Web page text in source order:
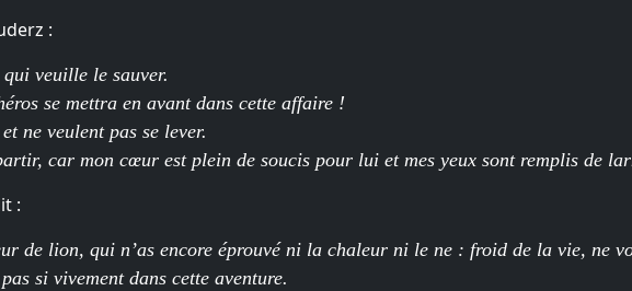
:
veuille le sauver.
se mettra en avant dans cette affaire !
ne veulent pas se lever.
car mon cœur est plein de soucis pour lui et mes yeux sont remplis de
:
de lion, qui n’as encore éprouvé ni la chaleur ni le ne : froid de la vie, ne
si vivement dans cette aventure.